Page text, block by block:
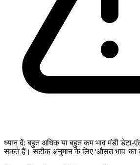
ध्यान दें: बहुत अधिक या बहुत कम भाव मंडी डेटा-
सकते हैं। सटीक अनुमान के लिए 'औसत भाव' का